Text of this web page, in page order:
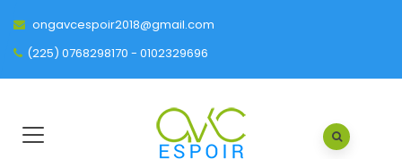
ongavcespoir2018@gmail.com
(225) 0768298170 - 0102329696